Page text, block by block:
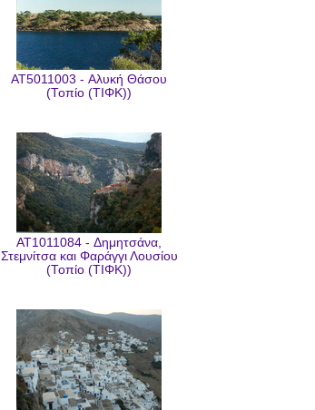
AT5011003 - Αλυκή Θάσου
(Τοπίο (ΤΙΦΚ))
AT1011084 - Δημητσάνα,
Στεμνίτσα και Φαράγγι Λουσίου
(Τοπίο (ΤΙΦΚ))